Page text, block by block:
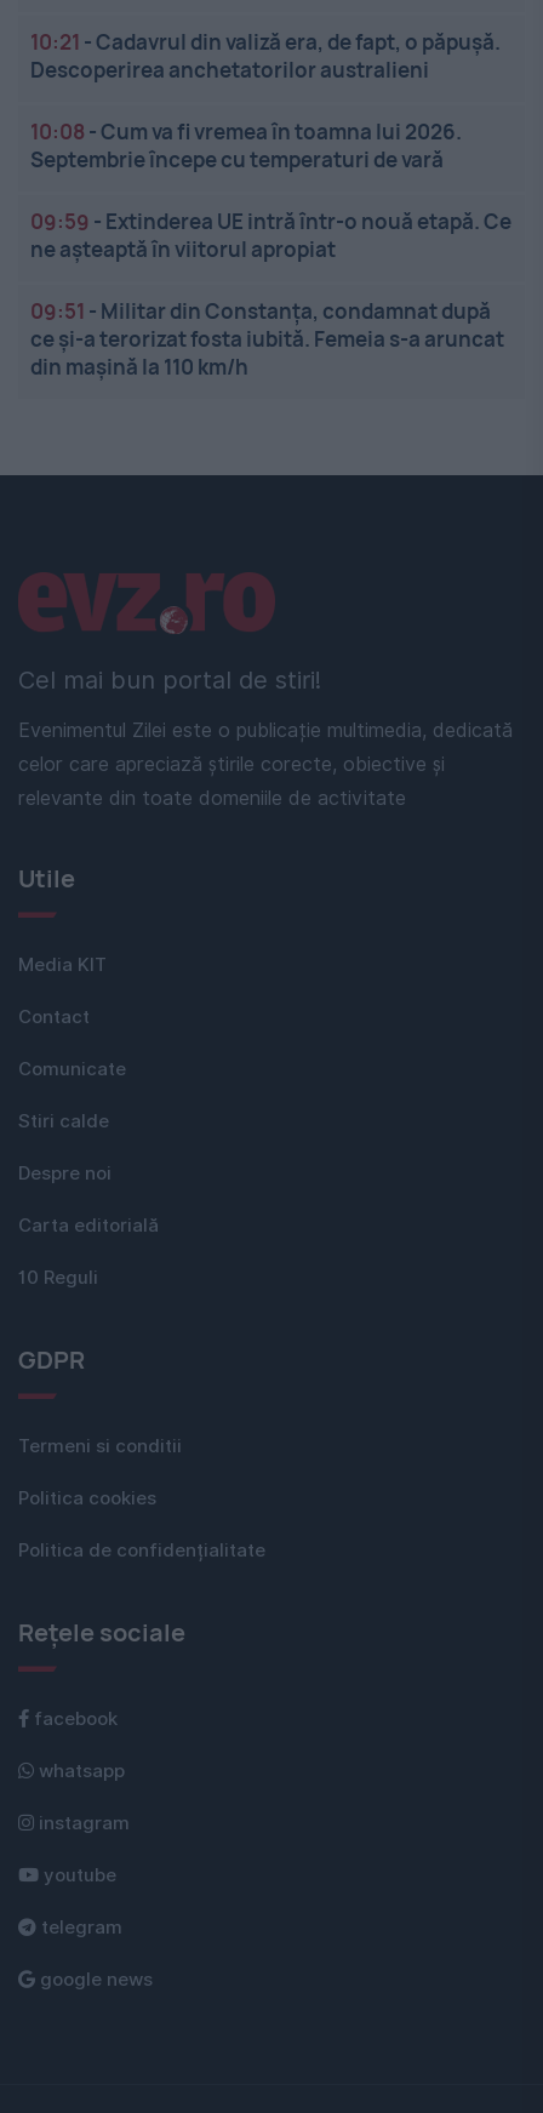
10:21 -Cadavrul din valiză era, de fapt, o păpușă.
Descoperirea anchetatorilor australieni
10:08 -Cum va fi vremea în toamna lui 2026.
Septembrie începe cu temperaturi de vară
09:59 - Extinderea UE intră într-o nouă etapă. Ce
ne așteaptă în viitorul apropiat
09:51 - Militar din Constanța, condamnat după
ce și-a terorizat fosta iubită. Femeia s-a aruncat
din mașină la 110 km/h
Cel mai bun portal de stiri!
Evenimentul Zilei este o publicație multimedia, dedicată
celor care apreciază știrile corecte, obiective și
relevante din toate domeniile de activitate
Linkuri utile
Utile
Media KIT
Contact
Comunicate
Stiri calde
Despre noi
Carta editorială
10 Reguli
GDPR
Termeni si conditii
Politica cookies
Politica de confidențialitate
Rețele sociale
facebook
whatsapp
instagram
youtube
telegram
google news